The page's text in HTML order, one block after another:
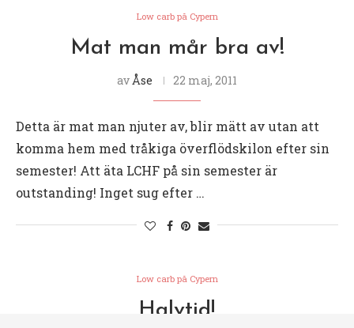
Low carb på Cypern
Mat man mår bra av!
av Åse 22 maj, 2011
Detta är mat man njuter av, blir mätt av utan att
komma hem med tråkiga överflödskilon efter sin
semester! Att äta LCHF på sin semester är
outstanding! Inget sug efter …
Low carb på Cypern
Halvtid!